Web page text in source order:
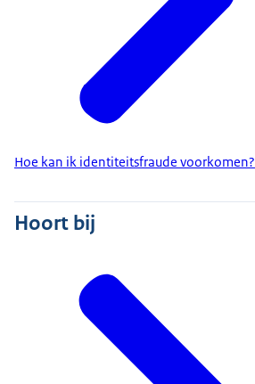
Hoe kan ik identiteitsfraude voorkomen?
Hoort bij